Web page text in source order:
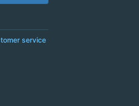
service